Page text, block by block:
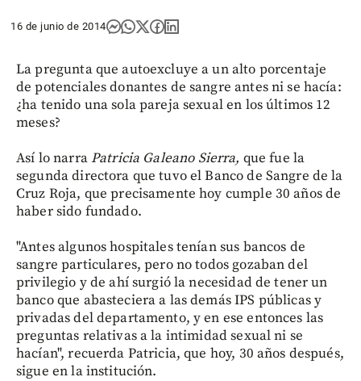
16 de junio de 2014
La pregunta que autoexcluye a un alto porcentaje
de potenciales donantes de sangre antes ni se hacía:
¿ha tenido una sola pareja sexual en los últimos 12
meses?
Así lo narraPatricia Galeano Sierra, que fue la
segunda directora que tuvo el Banco de Sangre de la
Cruz Roja, que precisamente hoy cumple 30 años de
haber sido fundado.
"Antes algunos hospitales tenían sus bancos de
sangre particulares, pero no todos gozaban del
privilegio y de ahí surgió la necesidad de tener un
banco que abasteciera a las demás IPS públicas y
privadas del departamento, y en ese entonces las
preguntas relativas a la intimidad sexual ni se
hacían", recuerda Patricia, que hoy, 30 años después,
sigue en la institución.